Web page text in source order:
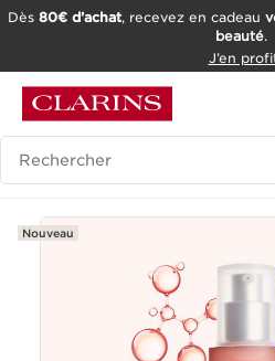
OUTIL D'ACCESSIBILITÉ
Dès 80€ d’achat, recevez en cadeau
beauté.
J’en
Historique des recherches
Nouveau